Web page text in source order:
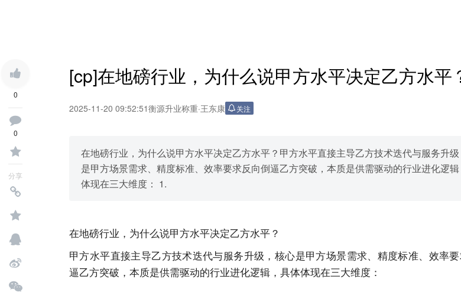
0
0
分享
[cp]在地磅行业，为什么说甲方水平决定乙方水平
2025-11-20 09:52:51衡源升业称重·王东康 关注
在地磅行业，为什么说甲方水平决定乙方水平？甲方水平直接主导乙方技术迭代与服务升
是甲方场景需求、精度标准、效率要求反向倒逼乙方突破，本质是供需驱动的行业进化逻
体现在三大维度： 1.
在地磅行业，为什么说甲方水平决定乙方水平？
甲方水平直接主导乙方技术迭代与服务升级，核心是甲方场景需求、精度标准、效率
逼乙方突破，本质是供需驱动的行业进化逻辑，具体体现在三大维度：